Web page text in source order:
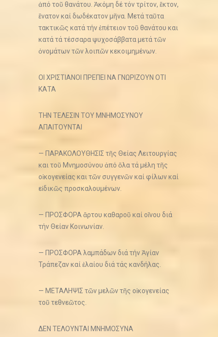
ἀπό τοῦ θανάτου. Ἀκόμη δέ τόν τρίτον, ἕκτον,
ἔνατον καί δωδέκατον μῆνα. Μετά ταῦτα
τακτικῶς κατά τήν ἐπέτειον τοῦ θανάτου και
κατά τά τέσσαρα ψυχοσάββατα μετά τῶν
ὀνομάτων τῶν λοιπῶν κεκοιμημένων.
ΟΙ ΧΡΙΣΤΙΑΝΟΙ ΠΡΕΠΕΙ ΝΑ ΓΝΩΡΙΖΟΥΝ ΟΤΙ
ΚΑΤΑ
ΤΗΝ ΤΕΛΕΣΙΝ ΤΟΥ ΜΝΗΜΟΣΥΝΟΥ
ΑΠΑΙΤΟΥΝΤΑΙ
— ΠΑΡΑΚΟΛΟΥΘΗΣΙΣ τῆς Θείας Λειτουργίας
και τοῦ Μνημοσύνου ἀπό ὅλα τά μέλη τῆς
οἰκογενείας και τῶν συγγενῶν καί φίλων καί
εἰδικῶς προσκαλουμένων.
— ΠΡΟΣΦΟΡΑ ἄρτου καθαροῦ καί οἴνου διά
τήν Θείαν Κοινωνίαν.
— ΠΡΟΣΦΟΡΑ λαμπάδων διά τήν Ἁγίαν
Τράπεζαν καί ἐλαίου διά τάς κανδήλας.
— ΜΕΤΑΛΗΨΙΣ τῶν μελῶν τῆς οἰκογενείας
τοῦ τεθνεῶτος.
ΔΕΝ ΤΕΛΟΥΝΤΑΙ ΜΝΗΜΟΣΥΝΑ